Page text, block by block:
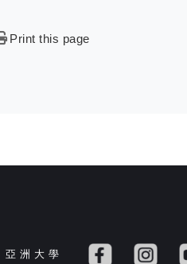
Print this page
亞 洲 大 學